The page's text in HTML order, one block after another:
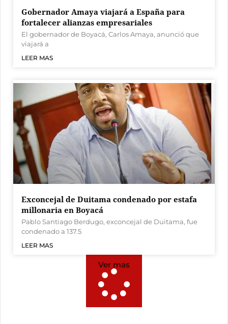
Gobernador Amaya viajará a España para
fortalecer alianzas empresariales
El gobernador de Boyacá, Carlos Amaya, anunció que
viajará a
LEER MAS
Exconcejal de Duitama condenado por estafa
millonaria en Boyacá
Pablo Santiago Berdugo, exconcejal de Duitama, fue
condenado a 137.5
LEER MAS
Ver mas